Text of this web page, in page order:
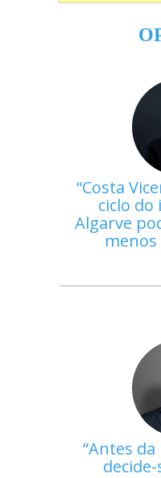
Costa
ciclo
Algarve
menos
Antes